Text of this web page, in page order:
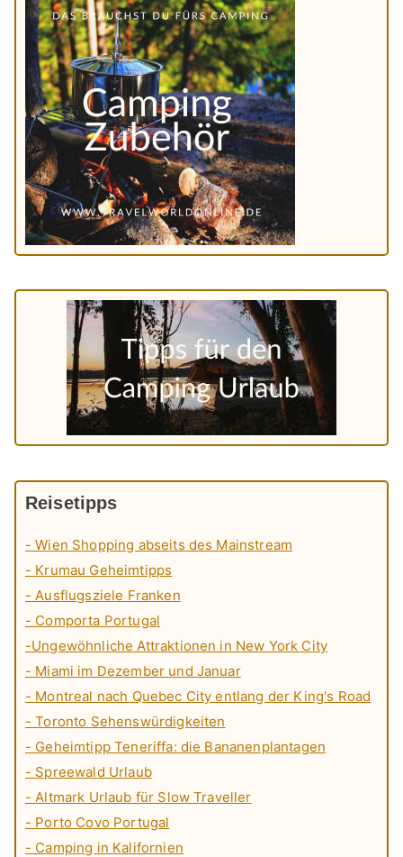
Reisetipps
- Wien Shopping abseits des Mainstream
- Krumau Geheimtipps
- Ausflugsziele Franken
- Comporta Portugal
-Ungewöhnliche Attraktionen in New York City
- Miami im Dezember und Januar
- Montreal nach Quebec City entlang der King's Road
- Toronto Sehenswürdigkeiten
- Geheimtipp Teneriffa: die Bananenplantagen
- Spreewald Urlaub
- Altmark Urlaub für Slow Traveller
- Porto Covo Portugal
- Camping in Kalifornien